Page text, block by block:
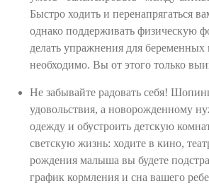
Быстро ходить и перенапрягаться
однако поддерживать физическую
делать упражнения для
необходимо. Вы от этого только
Не забывайте радовать себя!
удовольствия, а новорожденному
одежду и обустроить детскую
светскую жизнь: ходите в кино,
рождения малыша вы будете
график кормления и сна вашего